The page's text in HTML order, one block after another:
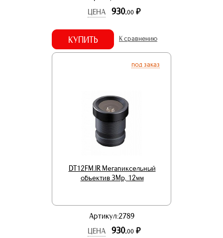
ЦЕНА
930.00 р.
КУПИТЬ К сравнению
под заказ
DT12FM.IR Мегапиксельный
объектив 3Mp, 12мм
Артикул:2789
ЦЕНА
930.00 р.